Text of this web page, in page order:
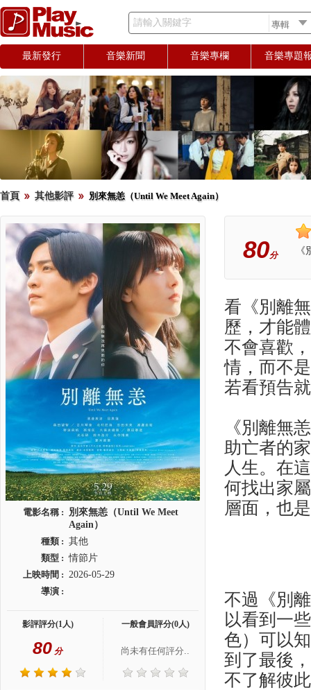
請輸入關鍵字
最新發行 音樂新聞 音樂專欄 音樂專題
首頁 其他影評 別來無恙（Until We Meet Again）
電影名稱 : 別來無恙（Until We Meet
Again）
種類 : 其他
類型 : 情節片
上映時間 : 2026-05-29
導演 :
影評評分(1人)
80 分
一般會員評分(0人)
尚未有任何評分..
80分
看《別離
歷，才能
不會喜歡
情，而不
若看預告
《別離無
助亡者的
人生。在
何找出家
層面，也
不過《別
以看到一
色）可以
到了最後
不了解彼